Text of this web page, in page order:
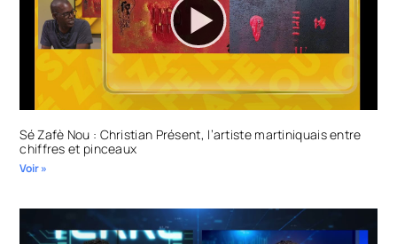
Sé Zafè Nou : Christian Présent, l’artiste martiniquais entre
chiffres et pinceaux
Voir »